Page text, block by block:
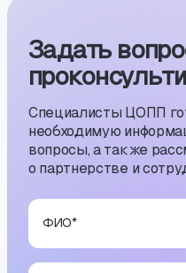
Задать
Специалисты ЦОПП
необходимую
вопросы, а также
о партнерстве и
ФИО*